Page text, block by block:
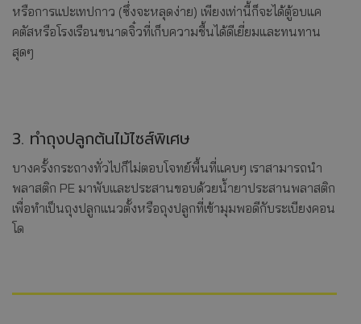
หรือการแปะเทปกาว (ซึ่งจะหลุดง่าย) เพียงเท่านี้ก็จะได้ตู้อบแค
คตัสหรือโรงเรือนขนาดจิ๋วที่เก็บความชื้นได้ดีเยี่ยมและทนทาน
สุดๆ
3. ทำถุงปลูกต้นไม้ไซส์พิเศษ
บางครั้งกระถางทั่วไปก็ไม่ตอบโจทย์พื้นที่แคบๆ เราสามารถนำ
พลาสติก PE มาพับและประสานขอบด้วยน้ำยาประสานพลาสติก
เพื่อทำเป็นถุงปลูกแนวตั้งหรือถุงปลูกที่เข้ามุมพอดีกับระเบียงคอน
โด